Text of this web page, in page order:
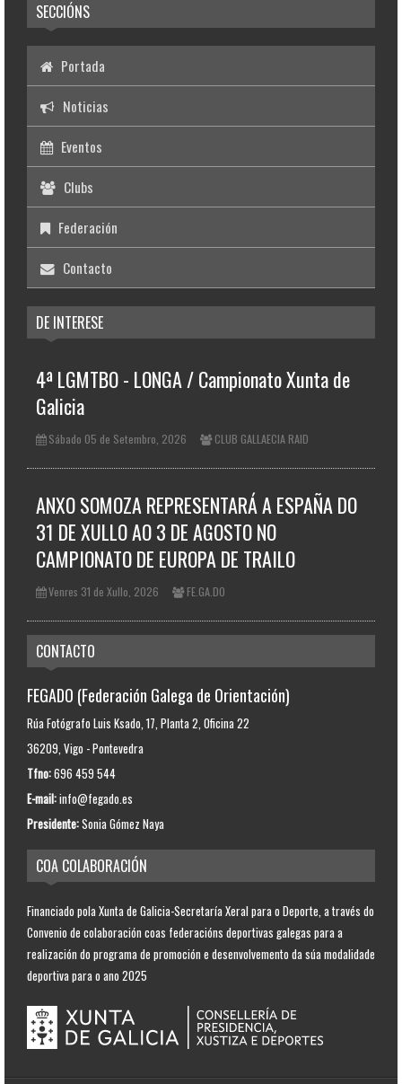
SECCIÓNS
Portada
Noticias
Eventos
Clubs
Federación
Contacto
DE INTERESE
4ª LGMTBO - LONGA / Campionato Xunta de
Galicia
Sábado 05 de Setembro, 2026 CLUB GALLAECIA RAID
ANXO SOMOZA REPRESENTARÁ A ESPAÑA DO
31 DE XULLO AO 3 DE AGOSTO NO
CAMPIONATO DE EUROPA DE TRAILO
Venres 31 de Xullo, 2026 FE.GA.DO
CONTACTO
FEGADO (Federación Galega de Orientación)
Rúa Fotógrafo Luis Ksado, 17, Planta 2, Oficina 22
36209, Vigo - Pontevedra
Tfno:696 459 544
E-mail:info@fegado.es
Presidente:Sonia Gómez Naya
COA COLABORACIÓN
Financiado pola Xunta de Galicia-Secretaría Xeral para o Deporte, a través do
Convenio de colaboración coas federacións deportivas galegas para a
realización do programa de promoción e desenvolvemento da súa modalidade
deportiva para o ano 2025